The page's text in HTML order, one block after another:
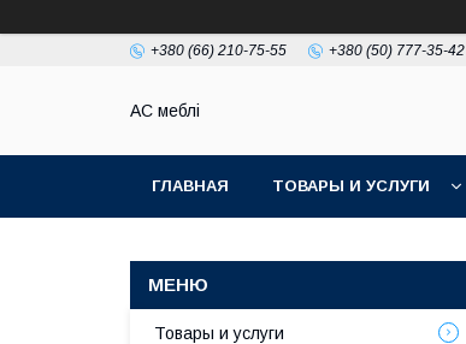
+380 (66) 210-75-55 +380 (50) 777-35-42
АС меблі
ГЛАВНАЯ ТОВАРЫ И УСЛУГИ
Товары и услуги